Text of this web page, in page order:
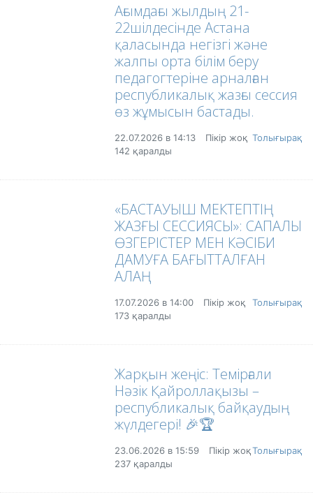
Ағымдағы жылдың 21-
22шілдесінде Астана
қаласында негізгі және
жалпы орта білім беру
педагогтеріне арналған
республикалық жазғы сессия
өз жұмысын бастады.
Толығырақ
22.07.2026 в 14:13
Пікір жоқ
142 қаралды
«БАСТАУЫШ МЕКТЕПТІҢ
ЖАЗҒЫ СЕССИЯСЫ»: САПАЛЫ
ӨЗГЕРІСТЕР МЕН КӘСІБИ
ДАМУҒА БАҒЫТТАЛҒАН
АЛАҢ
Толығырақ
17.07.2026 в 14:00
Пікір жоқ
173 қаралды
Жарқын жеңіс: Темірғали
Нәзік Қайроллақызы –
республикалық байқаудың
жүлдегері! 🎉🏆
Толығырақ
23.06.2026 в 15:59
Пікір жоқ
237 қаралды